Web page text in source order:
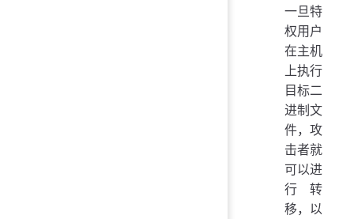
一旦特
权用户
在主机
上执行
目标二
进制文
件，攻
击者就
可以进
行转
移，以